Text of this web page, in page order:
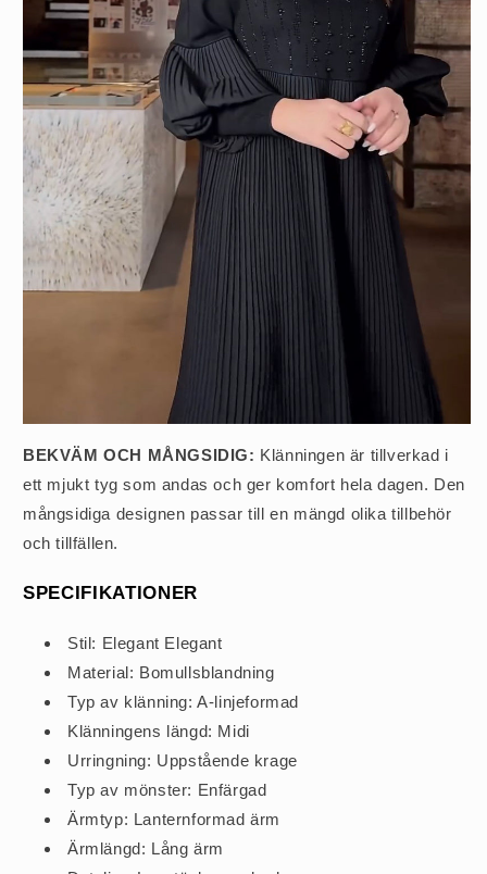
BEKVÄM OCH MÅNGSIDIG: Klänningen är tillverkad i
ett mjukt tyg som andas och ger komfort hela dagen. Den
mångsidiga designen passar till en mängd olika tillbehör
och tillfällen.
SPECIFIKATIONER
Stil: Elegant Elegant
Material: Bomullsblandning
Typ av klänning: A-linjeformad
Klänningens längd: Midi
Urringning: Uppstående krage
Typ av mönster: Enfärgad
Ärmtyp: Lanternformad ärm
Ärmlängd: Lång ärm